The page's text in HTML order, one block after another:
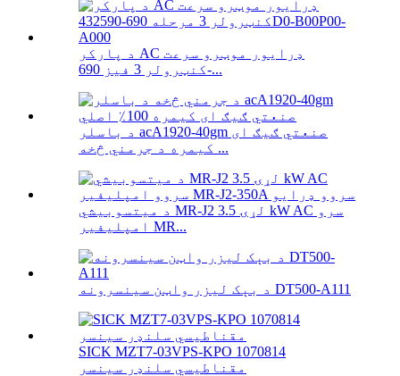
د پارکر AC ډرایور موټرو سرعت
کنټرولر 3 فیز 690-...
د باسلر acA1920-40gm صنعتي ګیګ ای
کیمره د جرمني څخه ...
د میتسوبیشي MR-J2 لړۍ 3.5 kW AC سرو
امپلیفیر MR...
د بېک لیزر واټن سینسرونه DT500-A111
SICK MZT7-03VPS-KPO 1070814
مقناطیسي سلنډر سینسر